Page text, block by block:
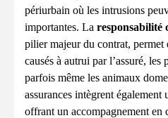
périurbain où les intrusions
importantes. La responsabilité
pilier majeur du contrat,
causés à autrui par l’assuré, les
parfois même les animaux
assurances intègrent
offrant un accompagnement en